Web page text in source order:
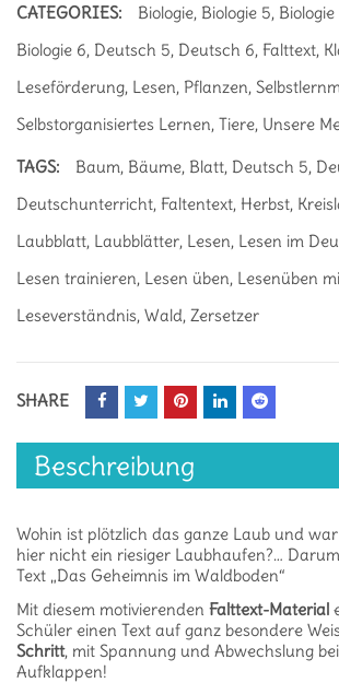
CATEGORIES: Biologie, Biologie 5, Biologie
Biologie 6, Deutsch 5, Deutsch 6, Falttext,
Leseförderung, Lesen, Pflanzen,
Selbstorganisiertes Lernen, Tiere, Unsere
TAGS: Baum, Bäume, Blatt, Deutsch 5,
Deutschunterricht, Faltentext, Herbst,
Laubblatt, Laubblätter, Lesen, Lesen im
Lesen trainieren, Lesen üben, Lesenüben
Leseverständnis, Wald, Zersetzer
SHARE
Beschreibung
Wohin ist plötzlich das ganze Laub und
hier nicht ein riesiger Laubhaufen?…
Text „Das Geheimnis im Waldboden“
Mit diesem motivierenden Falttext-Material
Schüler einen Text auf ganz besondere
Schritt, mit Spannung und Abwechslung
Aufklappen!